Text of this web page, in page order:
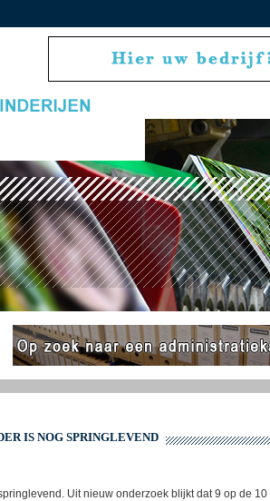
IS NOG SPRINGLEVEND
Uit nieuw onderzoek blijkt dat 9 op de